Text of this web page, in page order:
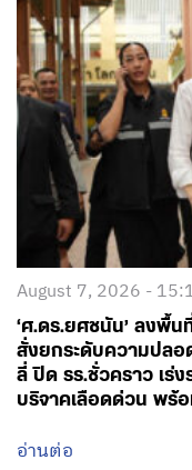
August 7, 2026 -
‘ศ.ดร.ยศชนัน’ ลงพื้
สั่งยกระดับความปล
ลี่ ปิด รร.ชั่วคราว เร่
บริจาคเลือดด่วน พร้
อ่านต่อ